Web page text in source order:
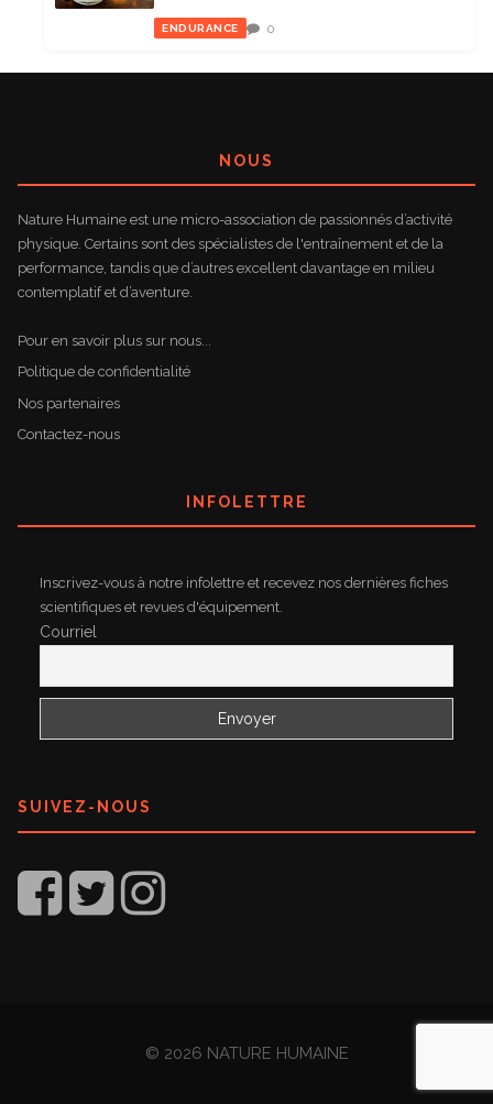
ENDURANCE 0
NOUS
Nature Humaine est une micro-association de passionnés d’activité
physique. Certains sont des spécialistes de l'entraînement et de la
performance, tandis que d’autres excellent davantage en milieu
contemplatif et d’aventure.
Pour en savoir plus sur nous...
Politique de confidentialité
Nos partenaires
Contactez-nous
INFOLETTRE
Inscrivez-vous à notre infolettre et recevez nos dernières fiches
scientifiques et revues d'équipement.
Courriel
SUIVEZ-NOUS
© 2026 NATURE HUMAINE